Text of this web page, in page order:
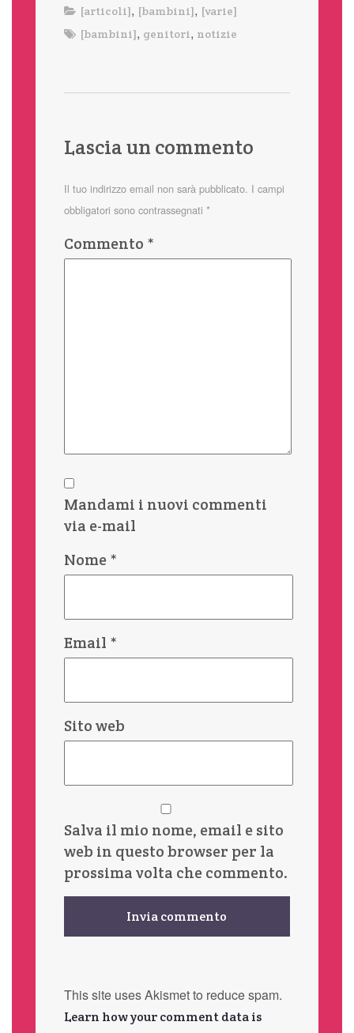
[articoli], [bambini], [varie]
[bambini], genitori, notizie
Lascia un commento
Il tuo indirizzo email non sarà pubblicato. I campi
obbligatori sono contrassegnati *
Commento *
Mandami i nuovi commenti
via e-mail
Nome *
Email *
Sito web
Salva il mio nome, email e sito
web in questo browser per la
prossima volta che commento.
This site uses Akismet to reduce spam.
Learn how your comment data is